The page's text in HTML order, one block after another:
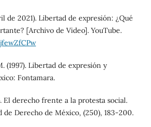
de 2021). Libertad de expresión: ¿Qué
[Archivo de Video]. YouTube.
(1997). Libertad de expresión y
Fontamara.
El derecho frente a la protesta social.
de Derecho de México, (250), 183-200.